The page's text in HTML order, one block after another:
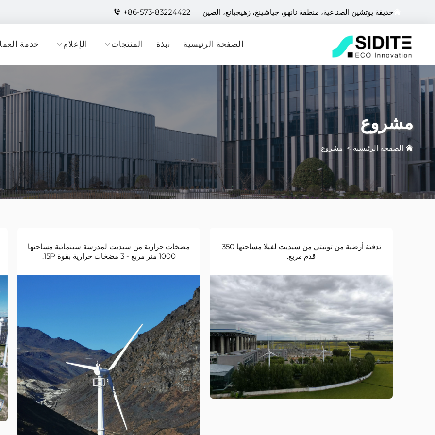
حديقة يوتشين الصناعية، منطقة نانهو، جياشينغ، زهيجيانغ، الصين +86-573-83224422
الصفحة الرئيسية نبذة المنتجات الإعلام خدمة
مشروع
الصفحة الرئيسية > مشروع
تدفئة أرضية من تونيتي من سيديت لفيلا مساحتها 350
قدم مربع.
مضخات حرارية من سيديت لمدرسة سينمائية مساحتها
1000 متر مربع - 3 مضخات حرارية بقوة 15P.